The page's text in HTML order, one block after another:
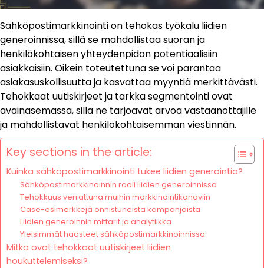
Sähköpostimarkkinointi on tehokas työkalu liidien
generoinnissa, sillä se mahdollistaa suoran ja
henkilökohtaisen yhteydenpidon potentiaalisiin
asiakkaisiin. Oikein toteutettuna se voi parantaa
asiakasuskollisuutta ja kasvattaa myyntiä merkittävästi.
Tehokkaat uutiskirjeet ja tarkka segmentointi ovat
avainasemassa, sillä ne tarjoavat arvoa vastaanottajille
ja mahdollistavat henkilökohtaisemman viestinnän.
Key sections in the article:
Kuinka sähköpostimarkkinointi tukee liidien generointia?
Sähköpostimarkkinoinnin rooli liidien generoinnissa
Tehokkuus verrattuna muihin markkinointikanaviin
Case-esimerkkejä onnistuneista kampanjoista
Liidien generoinnin mittarit ja analytiikka
Yleisimmät haasteet sähköpostimarkkinoinnissa
Mitkä ovat tehokkaat uutiskirjeet liidien
houkuttelemiseksi?